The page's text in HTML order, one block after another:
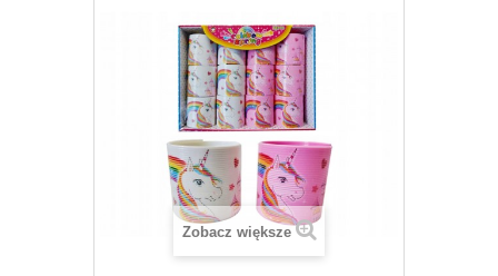
Zobacz większe